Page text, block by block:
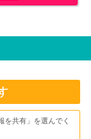
を共有」を選んでく